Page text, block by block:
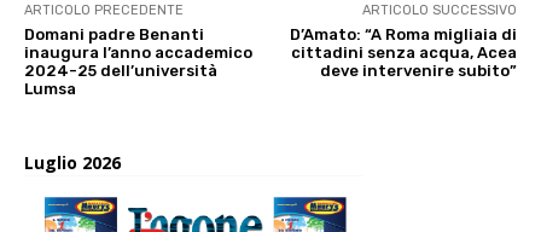
ARTICOLO PRECEDENTE
Domani padre Benanti
inaugura l’anno accademico
2024-25 dell’università
Lumsa
ARTICOLO SUCCESSIVO
D’Amato: “A Roma migliaia di
cittadini senza acqua, Acea
deve intervenire subito”
Luglio 2026